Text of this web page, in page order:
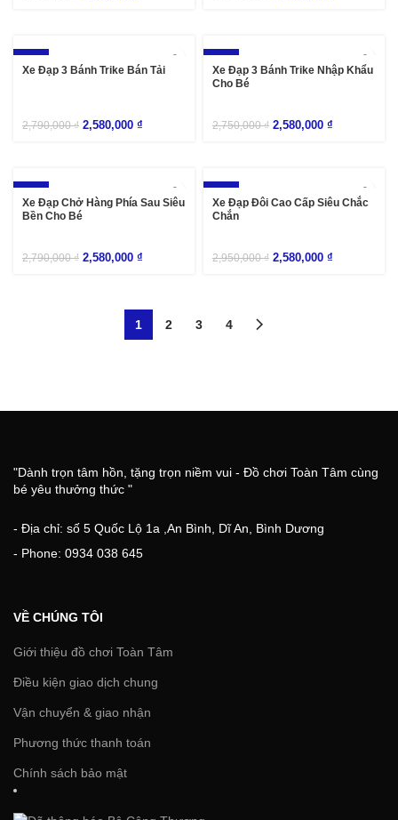
-8%
Xe Đạp 3 Bánh Trike Bán Tải
2,790,000₫ 2,580,000 ₫
-6%
Xe Đạp 3 Bánh Trike Nhập Khẩu
Cho Bé
2,750,000₫ 2,580,000 ₫
-8%
Xe Đạp Chở Hàng Phía Sau Siêu
Bền Cho Bé
2,790,000₫ 2,580,000 ₫
-13%
Xe Đạp Đôi Cao Cấp Siêu Chắc
Chắn
2,950,000₫ 2,580,000 ₫
1 2 3 4
"Dành trọn tâm hồn, tặng trọn niềm vui - Đồ chơi Toàn Tâm cùng
bé yêu thưởng thức "
- Địa chỉ: số 5 Quốc Lộ 1a ,An Bình, Dĩ An, Bình Dương
- Phone: 0934 038 645
VỀ CHÚNG TÔI
Giới thiệu đồ chơi Toàn Tâm
Điều kiện giao dịch chung
Vận chuyển & giao nhận
Phương thức thanh toán
Chính sách bảo mật